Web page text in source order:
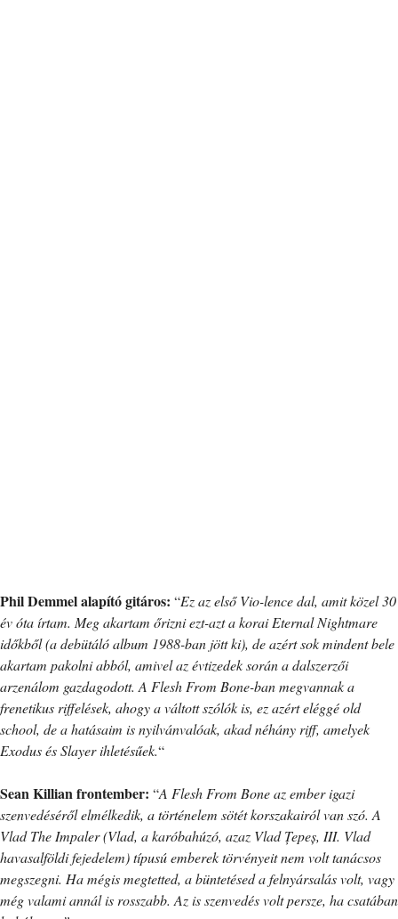
Phil Demmel alapító gitáros: “Ez az első Vio-lence dal, amit közel 30
év óta írtam. Meg akartam őrizni ezt-azt a korai Eternal Nightmare
időkből (a debütáló album 1988-ban jött ki), de azért sok mindent bele
akartam pakolni abból, amivel az évtizedek során a dalszerzői
arzenálom gazdagodott. A Flesh From Bone-ban megvannak a
frenetikus riffelések, ahogy a váltott szólók is, ez azért eléggé old
school, de a hatásaim is nyilvánvalóak, akad néhány riff, amelyek
Exodus és Slayer ihletésűek.“
Sean Killian frontember: “A Flesh From Bone az ember igazi
szenvedéséről elmélkedik, a történelem sötét korszakairól van szó. A
Vlad The Impaler (Vlad, a karóbahúzó, azaz Vlad Țepeș, III. Vlad
havasalföldi fejedelem) típusú emberek törvényeit nem volt tanácsos
megszegni. Ha mégis megtetted, a büntetésed a felnyársalás volt, vagy
még valami annál is rosszabb. Az is szenvedés volt persze, ha csatában